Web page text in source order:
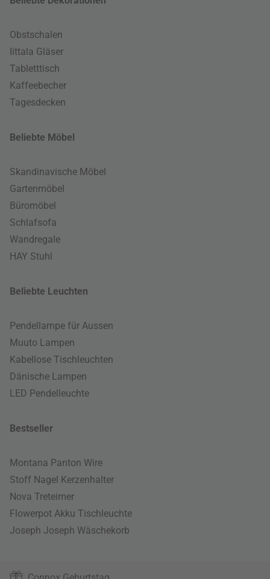
Obstschalen
Iittala Gläser
Tabletttisch
Kaffeebecher
Tagesdecken
Beliebte Möbel
Skandinavische Möbel
Gartenmöbel
Büromöbel
Schlafsofa
Wandregale
HAY Stuhl
Beliebte Leuchten
Pendellampe für Aussen
Muuto Lampen
Kabellose Tischleuchten
Dänische Lampen
LED Pendelleuchte
Bestseller
Montana Panton Wire
Stoff Nagel Kerzenhalter
Nova Treteimer
Flowerpot Akku Tischleuchte
Joseph Joseph Wäschekorb